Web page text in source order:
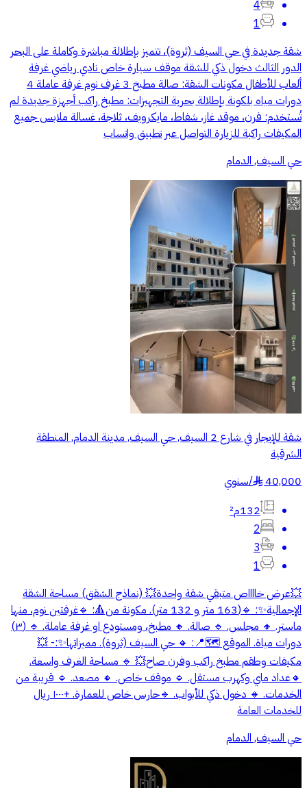
4
1
شقة جديدة في حي السيف (ثروة)، تتميز بإطلالة مباشرة وكاملة على البحر
الدور الثالث دخول ذكي للشقة موقف سيارة خاص نادي رياضي غرفة
ألعاب للأطفال مكونات الشقة: صالة مطبخ 3 غرف نوم غرفة عاملة 4
دورات مياه بلكونة بإطلالة بحرية التجهيزات: مطبخ راكب أجهزة جديدة لم
تُستخدم: فرن، موقد غاز، شفاط، مايكرويف، ثلاجة، غسالة ملابس جميع
المكيفات راكبة للزيارة التواصل عبر تطبيق واتساب
حي السيف, الدمام
شقة للإيجار في شارع 2 السيف, حي السيف, مدينة الدمام, المنطقة
الشرقية
40,000
§
/سنوي
132م²
2
3
1
💥عرض خااااص متبقي شقة واحدة💥 (نماذج الشقق) مساحة الشقة
الإجمالية✨: 🔹(163 متر و 132 متر). مكونة من🔺: 🔹غرفتين نوم، منها
ماستر. 🔸 مجلس. 🔹 صالة. 🔸 مطبخ، ومستودع او غرفة عاملة. 🔹 (٣)
دورات مياة. الموقع 🗺📍: 🔸 حي السيف (ثروة). مميزاتها✨:- 💥
مكيفات وطقم مطبخ راكب وفرن صاح💥 🔹 مساحة الغرف واسعة.
🔸عداد ماي وكهرب مستقل. 🔹 موقف خاص. 🔸 مصعد. 🔹 قريبة من
الخدمات. 🔸 دخول ذكي للأبواب. 🔹حارس خاص للعمارة. +١٠٠٠ ريال
للخدمات العامة
حي السيف, الدمام